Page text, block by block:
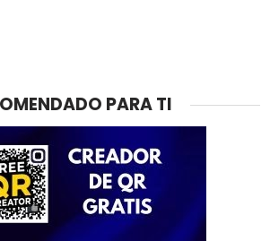
PARA TI